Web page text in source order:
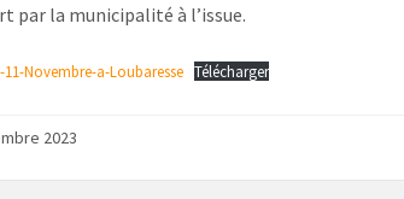
par la municipalité à l’issue.
Novembre-a-Loubaresse Télécharger
2023